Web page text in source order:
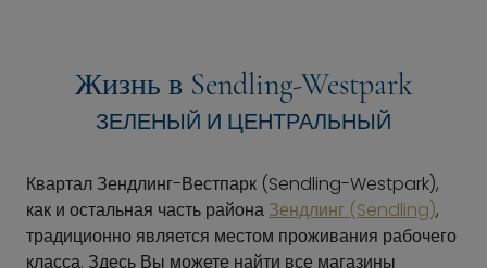
Жизнь в Sendling-Westpark
ЗЕЛЕНЫЙ И ЦЕНТРАЛЬНЫЙ
Квартал Зендлинг-Вестпарк (Sendling-Westpark),
как и остальная часть района Зендлинг (Sendling),
традиционно является местом проживания рабочего
класса. Здесь Вы можете найти все магазины